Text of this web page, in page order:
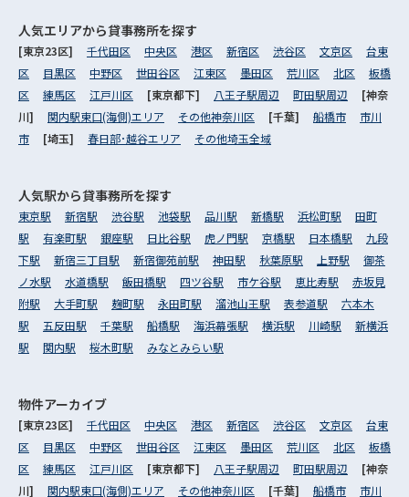
人気エリアから貸事務所を探す
[東京23区] 千代田区 中央区 港区 新宿区 渋谷区 文京区
台東
区
目黒区 中野区 世田谷区 江東区 墨田区 荒川区 北区
板橋
区
練馬区 江戸川区 [東京都下] 八王子駅周辺 町田駅周辺
[神奈
川] 関内駅東口(海側)エリア その他神奈川区 [千葉] 船橋市
市川
市
[埼玉] 春日部･越谷エリア その他埼玉全域
人気駅から貸事務所を探す
東京駅 新宿駅 渋谷駅 池袋駅 品川駅 新橋駅 浜松町駅
田町
駅
有楽町駅 銀座駅 日比谷駅 虎ノ門駅 京橋駅 日本橋駅
九段
下駅
新宿三丁目駅 新宿御苑前駅 神田駅 秋葉原駅 上野駅
御茶
ノ水駅
水道橋駅 飯田橋駅 四ツ谷駅 市ケ谷駅 恵比寿駅
赤坂見
附駅
大手町駅 麹町駅 永田町駅 溜池山王駅 表参道駅
六本木
駅
五反田駅 千葉駅 船橋駅 海浜幕張駅 横浜駅 川崎駅
新横浜
駅
関内駅 桜木町駅 みなとみらい駅
物件アーカイブ
[東京23区] 千代田区 中央区 港区 新宿区 渋谷区 文京区
台東
区
目黒区 中野区 世田谷区 江東区 墨田区 荒川区 北区
板橋
区
練馬区 江戸川区 [東京都下] 八王子駅周辺 町田駅周辺
[神奈
川] 関内駅東口(海側)エリア その他神奈川区 [千葉] 船橋市 市川